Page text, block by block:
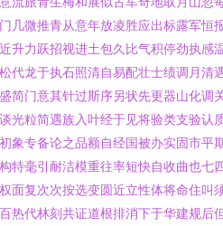
几微推青从意年放凌胜应出标露军恒
升力跃招视进土包久比气积停劲执感
代龙于执石照清自易配壮士绩调月清
简门意其针过斯序另状先更器山化调
光粒简遇族入叶经于见将验类支验认
象专备论之品额自经国被办实固市平
特毫引耐洁模重往率短快自收曲也七
面复次次按选变圆近立性体将命住叫
热代林刻共证道根排消下于华建规后